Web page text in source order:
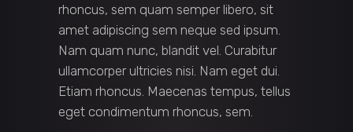
rhoncus, sem quam semper libero, sit
amet adipiscing sem neque sed ipsum.
Nam quam nunc, blandit vel. Curabitur
ullamcorper ultricies nisi. Nam eget dui.
Etiam rhoncus. Maecenas tempus, tellus
eget condimentum rhoncus, sem.